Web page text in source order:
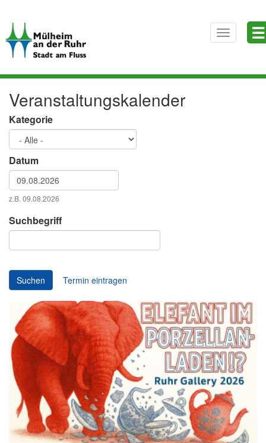
zum
Inhalt
Toggle
navigation
☰
Veranstaltungskalender
Kategorie
Datum
Datum
z.B. 09.08.2026
Datum
Suchbegriff
Suchen Termin eintragen